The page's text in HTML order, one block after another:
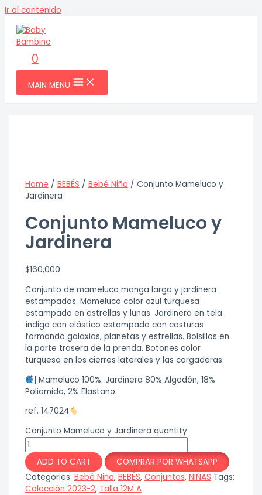
Ir al contenido
0
MAIN MENU
Home / BEBÉS / Bebé Niña / Conjunto Mameluco y
Jardinera
Conjunto Mameluco y
Jardinera
$160,000
Conjunto de mameluco manga larga y jardinera
estampados. Mameluco color azul turquesa
estampado en estrellas y lunas. Jardinera en tela
índigo con elástico estampada con costuras
formando galaxias, planetas y estrellas. Bolsillos en
la parte trasera de la prenda. Botones color
turquesa en los cierres laterales y las cargaderas.
| Mameluco 100%. Jardinera 80% Algodón, 18%
Poliamida, 2% Elastano.
ref. 147024
Conjunto Mameluco y Jardinera quantity
ADD TO CART
COMPRAR POR WHATSAPP
Categories: Bebé Niña, BEBÉS, Conjuntos, NIÑAS Tags:
Colección 2023-2, Talla 12M A